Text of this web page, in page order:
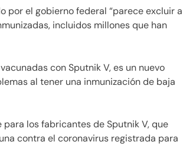
por el gobierno federal “parece excluir a
incluidos millones que han
con Sputnik V, es un nuevo
al tener una inmunización de baja
para los fabricantes de Sputnik V, que
contra el coronavirus registrada para